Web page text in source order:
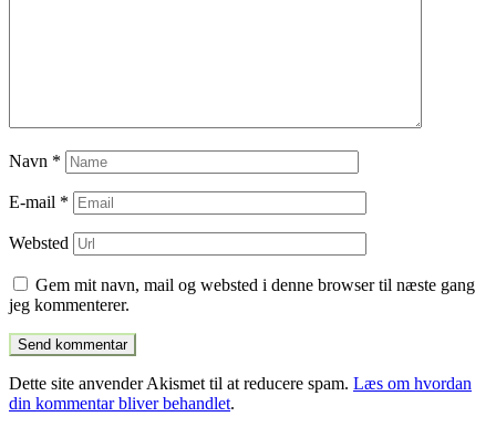
Navn *
E-mail *
Websted
Gem mit navn, mail og websted i denne browser til næste gang
jeg kommenterer.
Dette site anvender Akismet til at reducere spam. Læs om hvordan
din kommentar bliver behandlet.